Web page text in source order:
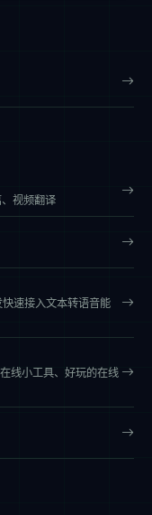
视频翻译
速接入文本转语音能
线小工具、好玩的在线